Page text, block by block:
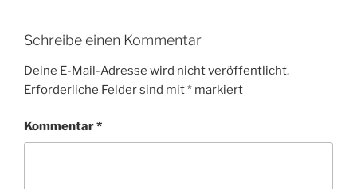
Schreibe einen Kommentar
Deine E-Mail-Adresse wird nicht veröffentlicht.
Erforderliche Felder sind mit* markiert
Kommentar*